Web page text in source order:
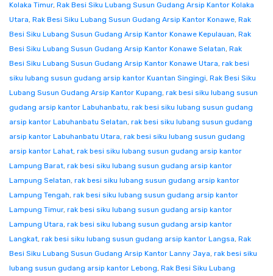
Kolaka Timur, Rak Besi Siku Lubang Susun Gudang Arsip Kantor Kolaka
Utara, Rak Besi Siku Lubang Susun Gudang Arsip Kantor Konawe, Rak
Besi Siku Lubang Susun Gudang Arsip Kantor Konawe Kepulauan, Rak
Besi Siku Lubang Susun Gudang Arsip Kantor Konawe Selatan, Rak
Besi Siku Lubang Susun Gudang Arsip Kantor Konawe Utara, rak besi
siku lubang susun gudang arsip kantor Kuantan Singingi, Rak Besi Siku
Lubang Susun Gudang Arsip Kantor Kupang, rak besi siku lubang susun
gudang arsip kantor Labuhanbatu, rak besi siku lubang susun gudang
arsip kantor Labuhanbatu Selatan, rak besi siku lubang susun gudang
arsip kantor Labuhanbatu Utara, rak besi siku lubang susun gudang
arsip kantor Lahat, rak besi siku lubang susun gudang arsip kantor
Lampung Barat, rak besi siku lubang susun gudang arsip kantor
Lampung Selatan, rak besi siku lubang susun gudang arsip kantor
Lampung Tengah, rak besi siku lubang susun gudang arsip kantor
Lampung Timur, rak besi siku lubang susun gudang arsip kantor
Lampung Utara, rak besi siku lubang susun gudang arsip kantor
Langkat, rak besi siku lubang susun gudang arsip kantor Langsa, Rak
Besi Siku Lubang Susun Gudang Arsip Kantor Lanny Jaya, rak besi siku
lubang susun gudang arsip kantor Lebong, Rak Besi Siku Lubang